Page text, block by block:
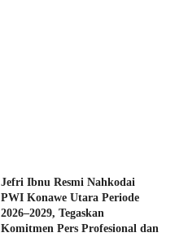
Jefri Ibnu Resmi Nahkodai
PWI Konawe Utara Periode
2026–2029, Tegaskan
Komitmen Pers Profesional dan